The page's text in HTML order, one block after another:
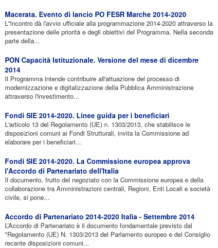
Macerata. Evento di lancio PO FESR Marche 2014-2020
L''incontro dà l'avvio ufficiale alla programmazione 2014-2020 attraverso la
presentazione delle priorità e degli obiettivi del Programma. Nella seconda
parte della...
PON Capacità Istituzionale. Versione del mese di dicembre
2014
Il Programma intende contribuire all'attuazione del processo di
modernizzazione e digitalizzazione della Pubblica Amministrazione
attraverso l'investimento...
Fondi SIE 2014-2020. Linee guida per i beneficiari
L'articolo 13 del Regolamento (UE) n. 1303/2013, che stabilisce le
disposizioni comuni ai Fondi Strutturali, invita la Commissione ad
elaborare per i beneficiari...
Fondi SIE 2014-2020. La Commissione europea approva
l'Accordo di Partenariato dell'Italia
Il documento, frutto del negoziato con la Commissione europea e della
collaborazione tra Amministrazioni centrali, Regioni, Enti Locali e società
civile, si pone...
Accordo di Partenariato 2014-2020 Italia - Settembre 2014
L’Accordo di Partenariato è il documento fondamentale previsto dal
"Regolamento (UE) N. 1303/2013 del Parlamento europeo e del Consiglio
recante disposizioni comuni...